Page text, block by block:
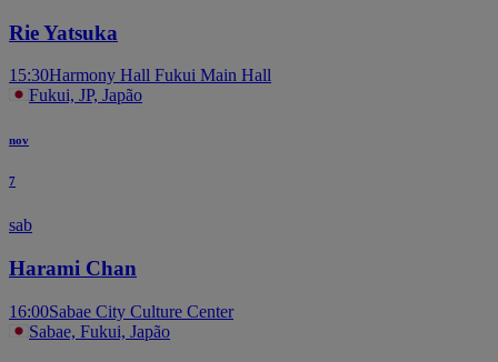
Rie Yatsuka
15:30Harmony Hall Fukui Main Hall
Fukui, JP, Japão
nov
7
sab
Harami Chan
16:00Sabae City Culture Center
Sabae, Fukui, Japão